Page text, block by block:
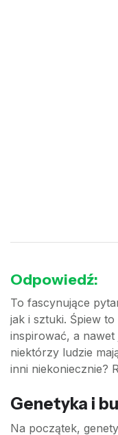
Odpowiedź:
To fascynujące
jak i sztuki. Śpiew
inspirować, a
niektórzy ludzie
inni niekoniecznie?
Genetyka i
Na początek,